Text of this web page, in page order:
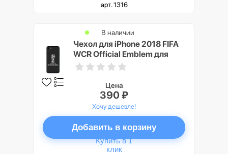
арт. 1316
Чехол для iPhone 2018 FIFA
WCR Official Emblem для
Apple iPhone 7/8
В наличии
Цена
390 ₽
Хочу дешевле!
Добавить в корзину
Купить в 1
клик